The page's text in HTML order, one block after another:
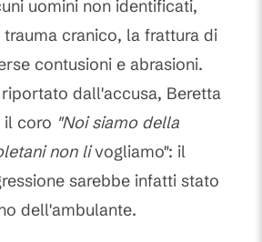
uomini non identificati,
cranico, la frattura di
contusioni e abrasioni.
dall'accusa, Beretta
il coro "Noi siamo della
non livogliamo": il
sarebbe infatti stato
dell'ambulante.